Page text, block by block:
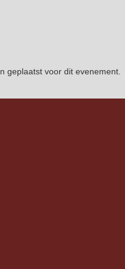
geplaatst voor dit evenement.